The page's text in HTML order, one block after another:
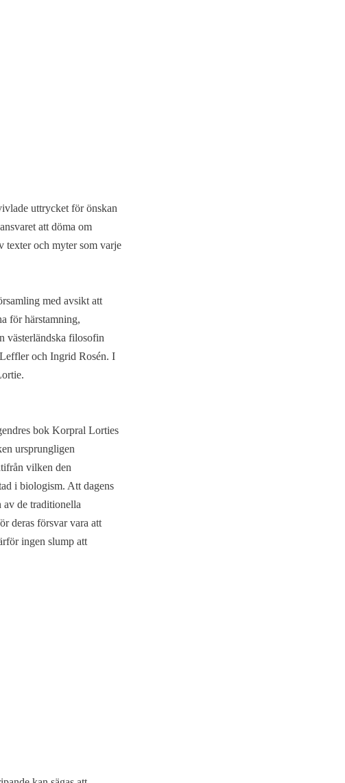
uttrycket för önskan
att döma om
texter och myter som varje
med avsikt att
för härstamning,
västerländska filosofin
och Ingrid Rosén. I
bok Korpral Lorties
ursprungligen
vilken den
i biologism. Att dagens
av de traditionella
deras försvar vara att
ingen slump att